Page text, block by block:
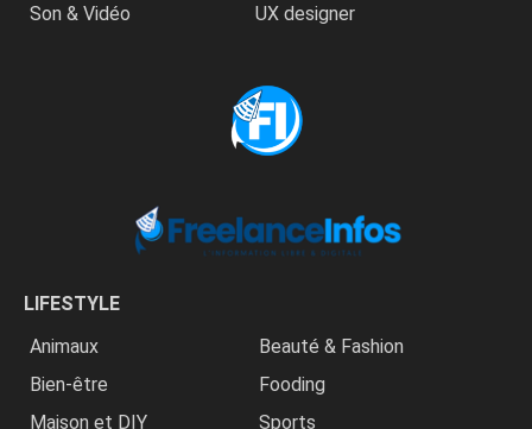
Son & Vidéo
UX designer
LIFESTYLE
Animaux
Beauté & Fashion
Bien-être
Fooding
Maison et DIY
Sports